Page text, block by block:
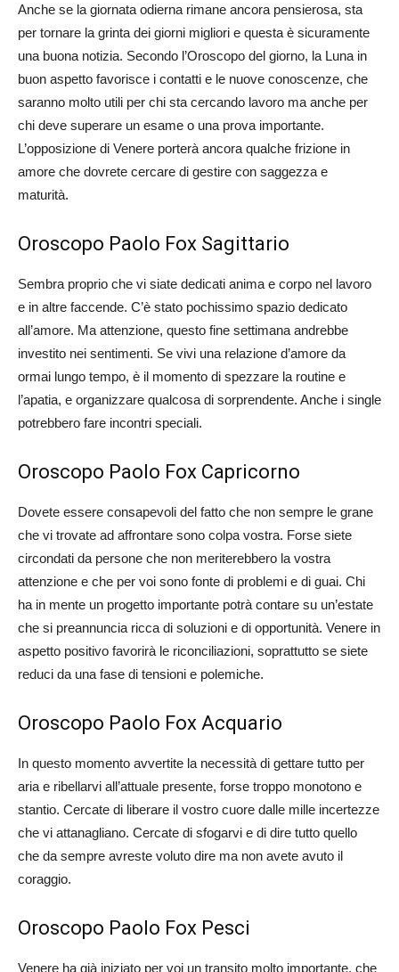
Anche se la giornata odierna rimane ancora pensierosa, sta
per tornare la grinta dei giorni migliori e questa è sicuramente
una buona notizia. Secondo l’Oroscopo del giorno, la Luna in
buon aspetto favorisce i contatti e le nuove conoscenze, che
saranno molto utili per chi sta cercando lavoro ma anche per
chi deve superare un esame o una prova importante.
L’opposizione di Venere porterà ancora qualche frizione in
amore che dovrete cercare di gestire con saggezza e
maturità.
Oroscopo Paolo Fox Sagittario
Sembra proprio che vi siate dedicati anima e corpo nel lavoro
e in altre faccende. C’è stato pochissimo spazio dedicato
all’amore. Ma attenzione, questo fine settimana andrebbe
investito nei sentimenti. Se vivi una relazione d’amore da
ormai lungo tempo, è il momento di spezzare la routine e
l’apatia, e organizzare qualcosa di sorprendente. Anche i single
potrebbero fare incontri speciali.
Oroscopo Paolo Fox Capricorno
Dovete essere consapevoli del fatto che non sempre le grane
che vi trovate ad affrontare sono colpa vostra. Forse siete
circondati da persone che non meriterebbero la vostra
attenzione e che per voi sono fonte di problemi e di guai. Chi
ha in mente un progetto importante potrà contare su un’estate
che si preannuncia ricca di soluzioni e di opportunità. Venere in
aspetto positivo favorirà le riconciliazioni, soprattutto se siete
reduci da una fase di tensioni e polemiche.
Oroscopo Paolo Fox Acquario
In questo momento avvertite la necessità di gettare tutto per
aria e ribellarvi all’attuale presente, forse troppo monotono e
stantio. Cercate di liberare il vostro cuore dalle mille incertezze
che vi attanagliano. Cercate di sfogarvi e di dire tutto quello
che da sempre avreste voluto dire ma non avete avuto il
coraggio.
Oroscopo Paolo Fox Pesci
Venere ha già iniziato per voi un transito molto importante, che